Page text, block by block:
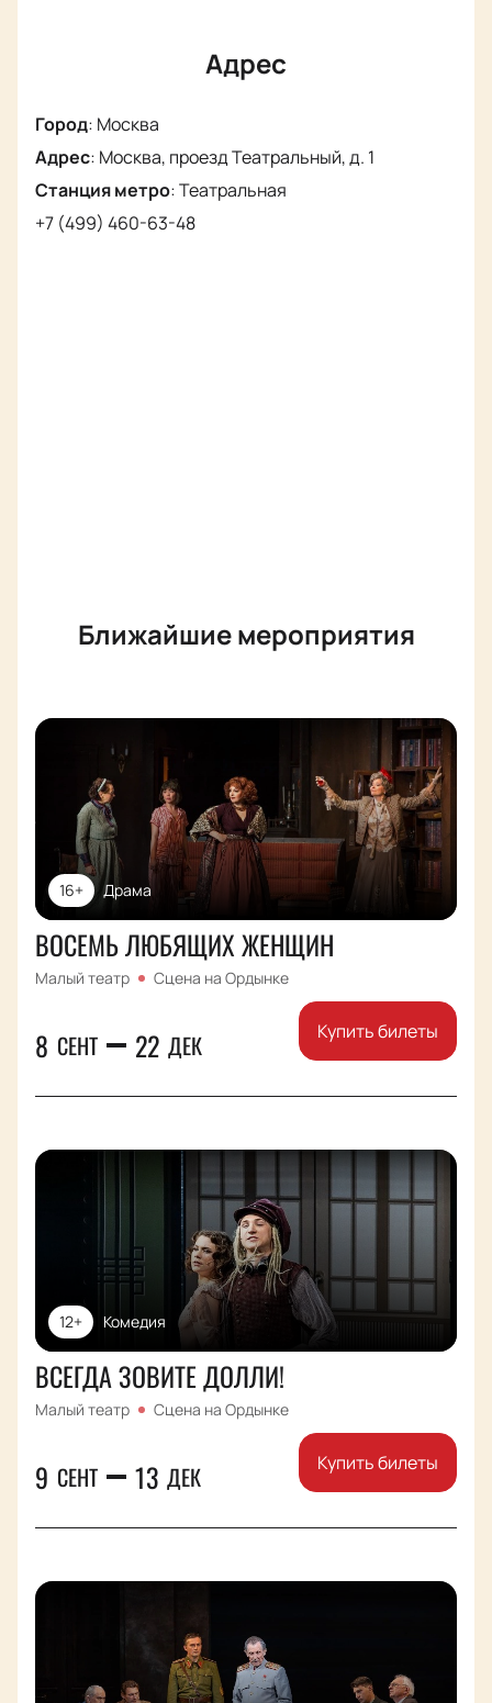
Адрес
Город: Москва
Адрес: Москва, проезд Театральный, д. 1
Станция метро:Театральная
+7 (499) 460-63-48
Ближайшие мероприятия
Драма
16+
ВОСЕМЬ ЛЮБЯЩИХ ЖЕНЩИН
Малый театр Сцена на Ордынке
8 СЕНТ 22 ДЕК Купить билеты
Комедия
12+
ВСЕГДА ЗОВИТЕ ДОЛЛИ!
Малый театр Сцена на Ордынке
9 СЕНТ 13 ДЕК Купить билеты